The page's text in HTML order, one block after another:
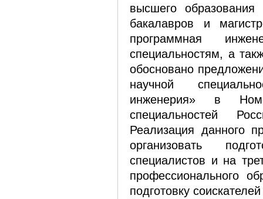
высшего
бакалавров и
программная
специальностям, а
обосновано
научной
инженерия» в
специальностей
Реализация данного
организовать
специалистов и на
профессионального
подготовку